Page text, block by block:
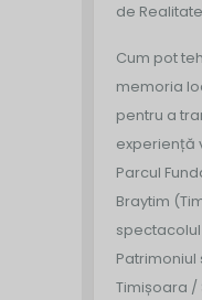
de
Cum pot
memoria
pentru a
experiență
Parcul
Braytim
spectacolul
Timișoara /